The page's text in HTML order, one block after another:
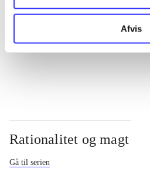
Afvis
...
Rationalitet og magt
Gå til serien